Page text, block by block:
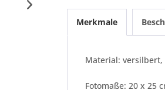
Merkmale
Material:
Fotomaße: 20 x 25